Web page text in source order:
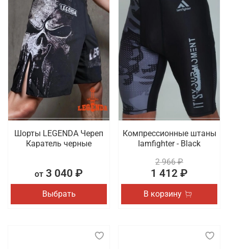
Шорты LEGENDA Череп
Каратель черные
от 3 040 ₽
Выбрать
Компрессионные штаны
Iamfighter - Black
2 966 ₽
1 412 ₽
В корзину